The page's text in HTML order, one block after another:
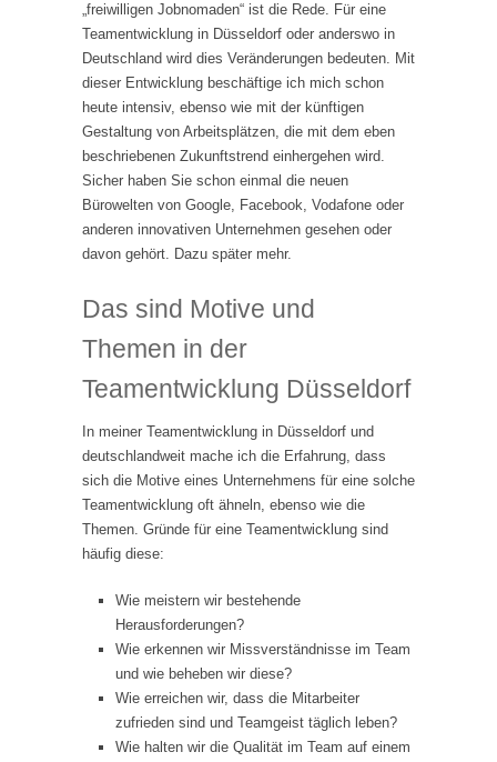
„freiwilligen Jobnomaden“ ist die Rede. Für eine
Teamentwicklung in Düsseldorf oder anderswo in
Deutschland wird dies Veränderungen bedeuten. Mit
dieser Entwicklung beschäftige ich mich schon
heute intensiv, ebenso wie mit der künftigen
Gestaltung von Arbeitsplätzen, die mit dem eben
beschriebenen Zukunftstrend einhergehen wird.
Sicher haben Sie schon einmal die neuen
Bürowelten von Google, Facebook, Vodafone oder
anderen innovativen Unternehmen gesehen oder
davon gehört. Dazu später mehr.
Das sind Motive und
Themen in der
Teamentwicklung Düsseldorf
In meiner Teamentwicklung in Düsseldorf und
deutschlandweit mache ich die Erfahrung, dass
sich die Motive eines Unternehmens für eine solche
Teamentwicklung oft ähneln, ebenso wie die
Themen. Gründe für eine Teamentwicklung sind
häufig diese:
Wie meistern wir bestehende
Herausforderungen?
Wie erkennen wir Missverständnisse im Team
und wie beheben wir diese?
Wie erreichen wir, dass die Mitarbeiter
zufrieden sind und Teamgeist täglich leben?
Wie halten wir die Qualität im Team auf einem